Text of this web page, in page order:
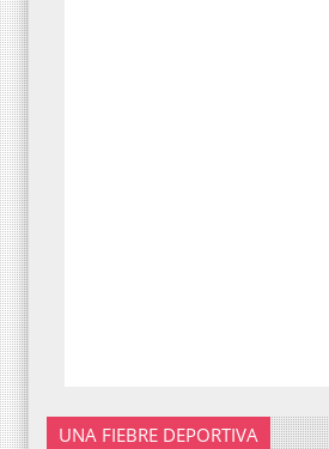
UNA FIEBRE DEPORTIVA